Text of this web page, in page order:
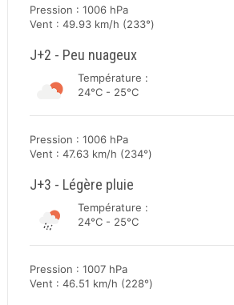
Pression : 1006 hPa
Vent : 49.93 km/h (233°)
J+2 - Peu nuageux
Température :
24°C - 25°C
Pression : 1006 hPa
Vent : 47.63 km/h (234°)
J+3 - Légère pluie
Température :
24°C - 25°C
Pression : 1007 hPa
Vent : 46.51 km/h (228°)